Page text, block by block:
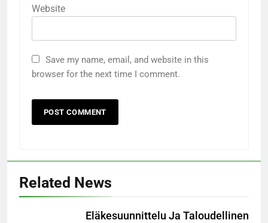
Website
Save my name, email, and website in this
browser for the next time I comment.
Related News
Eläkesuunnittelu Ja Taloudellinen